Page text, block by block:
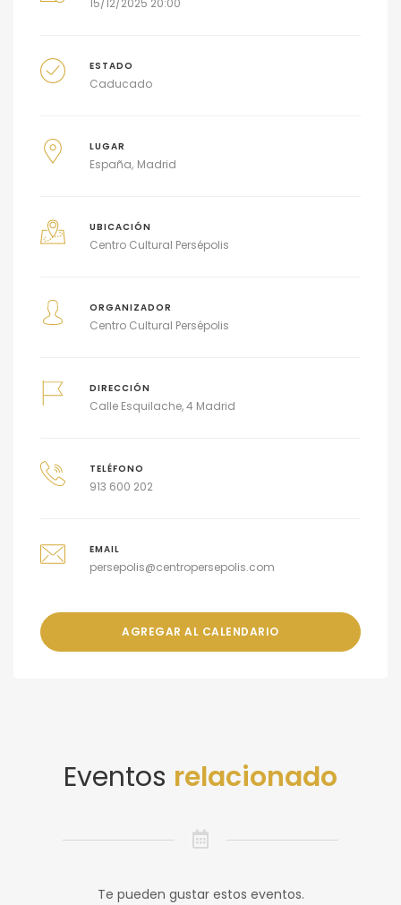
15/12/2025 20:00
ESTADO
Caducado
LUGAR
España Madrid
UBICACIÓN
Centro Cultural Persépolis
ORGANIZADOR
Centro Cultural Persépolis
DIRECCIÓN
Calle Esquilache, 4 Madrid
TELÉFONO
913 600 202
EMAIL
persepolis@centropersepolis.com
AGREGAR AL CALENDARIO
Eventos relacionado
Te pueden gustar estos eventos.